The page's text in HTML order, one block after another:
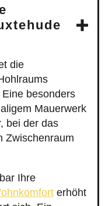
die
besonders
Mauerwerk
bei der das
Zwischenraum
Ihre
erhöht